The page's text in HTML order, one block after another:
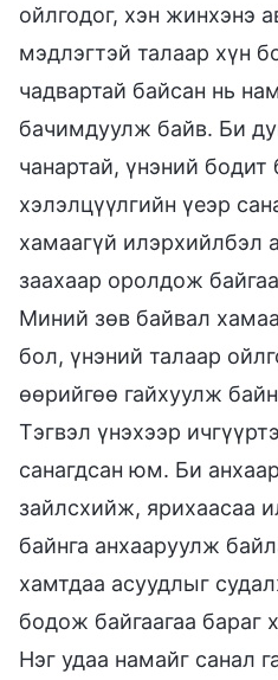
ойлгодог, хэн жинхэнэ
мэдлэгтэй талаар хүн
чадвартай байсан нь
бачимдуулж байв. Би
чанартай, үнэний бодит
хэлэлцүүлгийн үеэр
хамаагүй илэрхийлбэл
заахаар оролдож
Миний зөв байвал
бол, үнэний талаар
өөрийгөө гайхуулж
Тэгвэл үнэхээр
санагдсан юм. Би
зайлсхийж, ярихаасаа
байнга анхааруулж
хамтдаа асуудлыг
бодож байгаагаа бараг
Нэг удаа намайг санал